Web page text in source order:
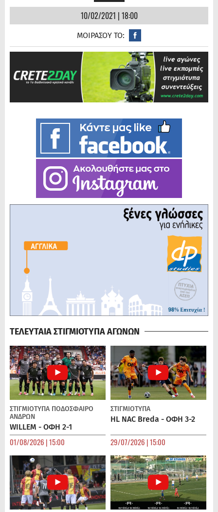
10/02/2021 | 18:00
ΜΟΙΡΑΣΟΥ ΤΟ:
ΤΕΛΕΥΤΑΙΑ ΣΤΙΓΜΙΟΤΥΠΑ ΑΓΩΝΩΝ
ΣΤΙΓΜΙΟΤΥΠΑ ΠΟΔΌΣΦΑΙΡΟ
ΑΝΔΡΏΝ
WILLEM - ΟΦΗ 2-1
01/08/2026 | 15:00
ΣΤΙΓΜΙΟΤΥΠΑ
HL NAC Breda - ΟΦΗ 3-2
29/07/2026 | 15:00